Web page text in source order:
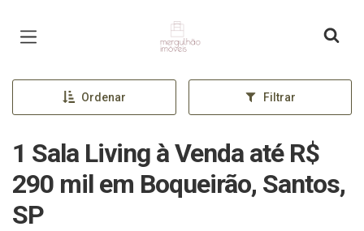
Página inicial
Ordenar Filtrar
1 Sala Living à Venda até R$
290 mil em Boqueirão, Santos,
SP